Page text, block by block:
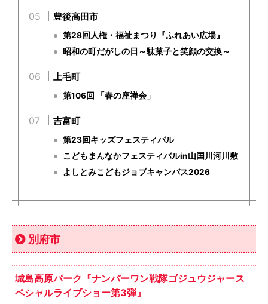
豊後高田市
第28回人権・福祉まつり『ふれあい広場』
昭和の町だがしの日～駄菓子と笑顔の交換～
上毛町
第106回 「春の座禅会」
吉富町
第23回キッズフェスティバル
こどもまんなかフェスティバルin山国川河川敷
よしとみこどもジョブキャンバス2026
別府市
城島高原パーク『ナンバーワン戦隊ゴジュウジャース
ペシャルライブショー第3弾』